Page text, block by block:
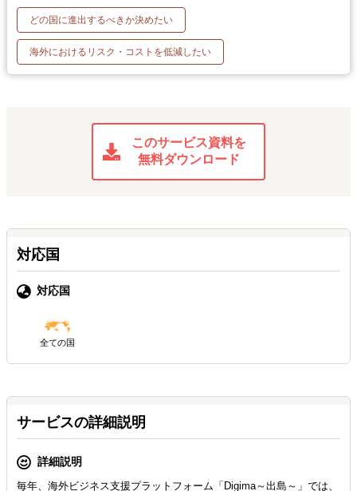
どの国に進出するべきか決めたい
海外におけるリスク・コストを低減したい
このサービス資料を
無料ダウンロード
対応国
対応国
全ての国
サービスの詳細説明
詳細説明
毎年、海外ビジネス支援プラットフォーム「Digima～出島～」では、